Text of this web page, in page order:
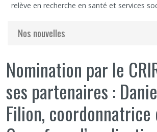
Partageons nos savoirs
Emplois et stages
relève en recherche en santé et services
Nos nouvelles
Nomination par le
ses partenaires :
Filion, coordonnatrice